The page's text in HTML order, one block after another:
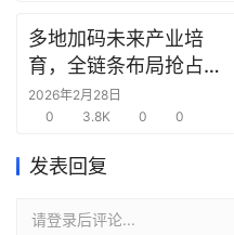
商
机
圈
多地加码未来产业培
育，全链条布局抢占新
赛道先机
2026年2月28日
0
3.8K 0 0
发表回复
请登录后评论...